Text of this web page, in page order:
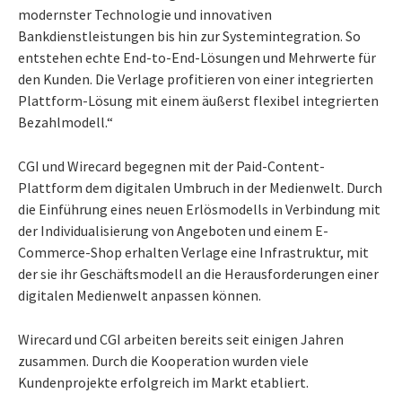
modernster Technologie und innovativen
Bankdienstleistungen bis hin zur Systemintegration. So
entstehen echte End-to-End-Lösungen und Mehrwerte für
den Kunden. Die Verlage profitieren von einer integrierten
Plattform-Lösung mit einem äußerst flexibel integrierten
Bezahlmodell.“
CGI und Wirecard begegnen mit der Paid-Content-
Plattform dem digitalen Umbruch in der Medienwelt. Durch
die Einführung eines neuen Erlösmodells in Verbindung mit
der Individualisierung von Angeboten und einem E-
Commerce-Shop erhalten Verlage eine Infrastruktur, mit
der sie ihr Geschäftsmodell an die Herausforderungen einer
digitalen Medienwelt anpassen können.
Wirecard und CGI arbeiten bereits seit einigen Jahren
zusammen. Durch die Kooperation wurden viele
Kundenprojekte erfolgreich im Markt etabliert.